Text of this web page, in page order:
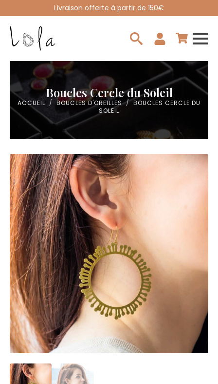
Livraison offerte à partir de 150€
Boucles Cercle du Soleil
ACCUEIL BOUCLES D'OREILLES
BOUCLES CERCLE DU
SOLEIL